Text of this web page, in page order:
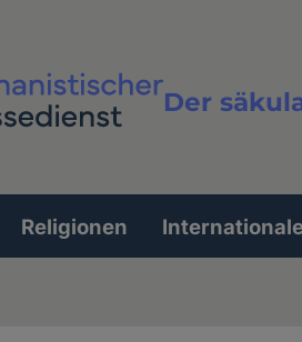
Der
Religionen